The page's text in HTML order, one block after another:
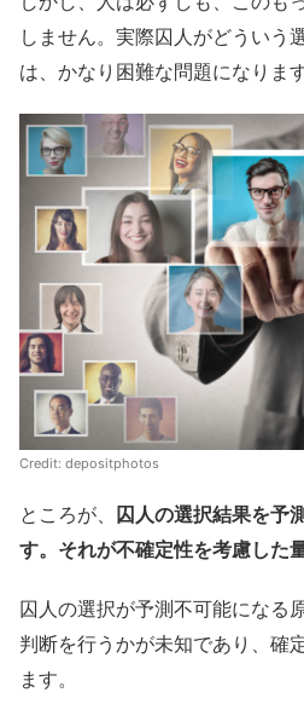
しません。実際囚人がどういう
は、かなり困難な問題になります
Credit: depositphotos
ところが、
囚人の選択結果を予
す。それが不確定性を考慮した
囚人の選択が予測不可能になる
判断を行うかが未知であり、確
ます。